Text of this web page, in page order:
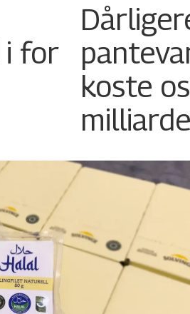
i for
koste